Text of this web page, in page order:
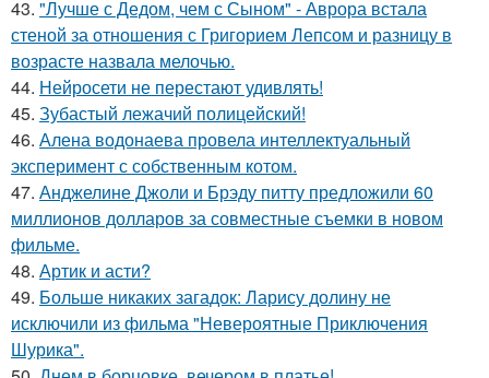
43. "Лучше с Дедом, чем с Сыном" - Аврора встала
стеной за отношения с Григорием Лепсом и разницу в
возрасте назвала мелочью.
44. Нейросети не перестают удивлять!
45. Зубастый лежачий полицейский!
46. Алена водонаева провела интеллектуальный
эксперимент с собственным котом.
47. Анджелине Джоли и Брэду питту предложили 60
миллионов долларов за совместные съемки в новом
фильме.
48. Артик и асти?
49. Больше никаких загадок: Ларису долину не
исключили из фильма "Невероятные Приключения
Шурика".